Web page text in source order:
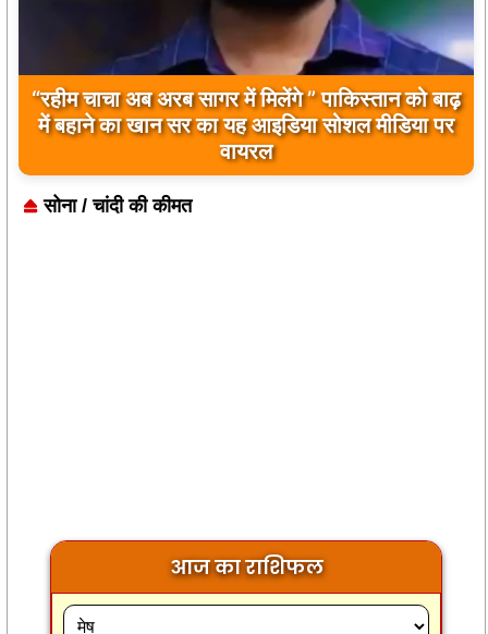
“रहीम चाचा अब अरब सागर में मिलेंगे ” पाकिस्तान को बाढ़
में बहाने का खान सर का यह आइडिया सोशल मीडिया पर
वायरल
सोना / चांदी की कीमत
आज का राशिफल